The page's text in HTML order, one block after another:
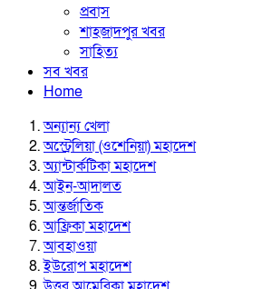
প্রবাস
শাহজাদপুর খবর
সাহিত্য
সব খবর
Home
অন্যান্য খেলা
অস্ট্রেলিয়া (ওশেনিয়া) মহাদেশ
অ্যান্টার্কটিকা মহাদেশ
আইন-আদালত
আন্তর্জাতিক
আফ্রিকা মহাদেশ
আবহাওয়া
ইউরোপ মহাদেশ